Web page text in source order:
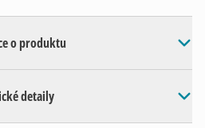
o produktu
detaily